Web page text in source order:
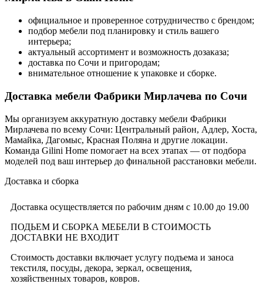
официальное и проверенное сотрудничество с брендом;
подбор мебели под планировку и стиль вашего
интерьера;
актуальный ассортимент и возможность дозаказа;
доставка по Сочи и пригородам;
внимательное отношение к упаковке и сборке.
Доставка мебели Фабрики Мирлачева по Сочи
Мы организуем аккуратную доставку мебели Фабрики
Мирлачева по всему Сочи: Центральный район, Адлер, Хоста,
Мамайка, Дагомыс, Красная Поляна и другие локации.
Команда Gilini Home помогает на всех этапах — от подбора
моделей под ваш интерьер до финальной расстановки мебели.
Доставка и сборка
Доставка осуществляется по рабочим дням с 10.00 до 19.00
ПОДЬЕМ И СБОРКА МЕБЕЛИ В СТОИМОСТЬ
ДОСТАВКИ НЕ ВХОДИТ
Стоимость доставки включает услугу подъема и заноса
текстиля, посуды, декора, зеркал, освещения,
хозяйственных товаров, ковров.